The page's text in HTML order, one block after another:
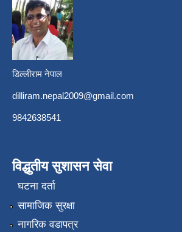
डिल्लीराम नेपाल
dilliram.nepal2009@gmail.com
9842638541
विद्धुतीय सुशासन सेवा
घटना दर्ता
सामाजिक सुरक्षा
नागरिक वडापत्र